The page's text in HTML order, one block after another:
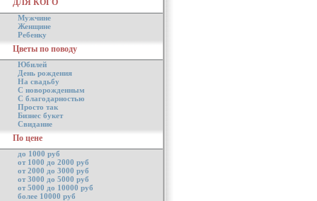
ДЛЯ КОГО
Мужчине
Женщине
Ребенку
Цветы по поводу
Юбилей
День рождения
На свадьбу
С новорожденным
С благодарностью
Просто так
Бизнес букет
Свидание
По цене
до 1000 руб
от 1000 до 2000 руб
от 2000 до 3000 руб
от 3000 до 5000 руб
от 5000 до 10000 руб
более 10000 руб